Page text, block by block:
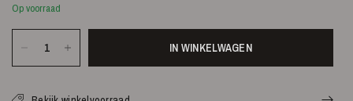
Op voorraad
IN WINKELWAGEN